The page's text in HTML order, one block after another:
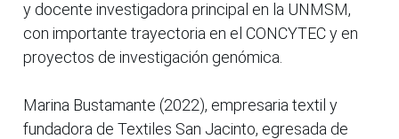
y docente investigadora principal en la UNMSM,
con importante trayectoria en el CONCYTEC y en
proyectos de investigación genómica.
Marina Bustamante (2022), empresaria textil y
fundadora de Textiles San Jacinto, egresada de